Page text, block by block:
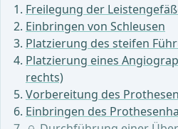
Freilegung der
Einbringen von Schleusen
Platzierung des steifen
Platzierung eines
rechts)
Vorbereitung des
Einbringen des